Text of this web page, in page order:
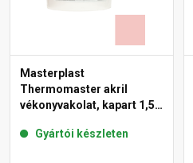
Masterplast
Thermomaster akril
vékonyvakolat, kapart 1,5
Gyártói készleten